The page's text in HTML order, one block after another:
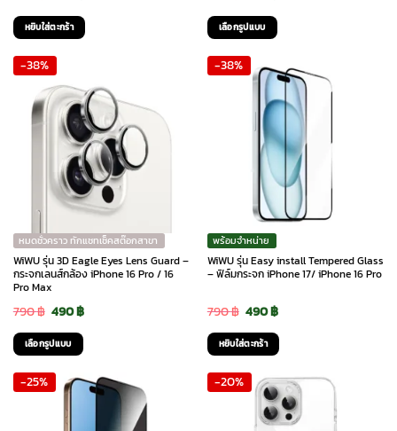
price
was:
890 ฿.
price
หยิบใส่ตะกร้า
price
was:
690 ฿.390 ฿.
เลือกรูปแบบ
product
variants.
chosen
on
the
page
-38%
หมดชั่วคราว ทักแชทเช็คสต๊อกสาขา
WiWU รุ่น 3D Eagle Eyes Lens Guard –
กระจกเลนส์กล้อง iPhone 16 Pro / 16
Pro Max
790฿ Original
price
was:
790 ฿.
490฿Current
490 ฿.
เลือกรูปแบบ
product
-38%
พร้อมจำหน่าย
WiWU รุ่น Easy install Tempered Glass
– ฟิล์มกระจก iPhone 17/ iPhone 16 Pro
790฿ Original
price
was:
790 ฿.
490฿Current
price
490 ฿.
หยิบใส่ตะกร้า
-25% -20%